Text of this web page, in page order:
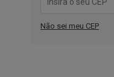
Não sei meu CEP